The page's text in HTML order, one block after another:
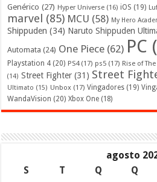
Genérico (27) Hyper Universe (16) iOS (19)
marvel (85) MCU (58) My Hero
Shippuden (34) Naruto Shippuden
Automata (24) One Piece (62) PC
Playstation 4 (20) PS4(17) ps5 (17) Rise of
(14) Street Fighter (31) Street
Ultimato (15) Unbox (17) Vingadores (19)
WandaVision (20) Xbox One (18)
agosto
S
T Q Q